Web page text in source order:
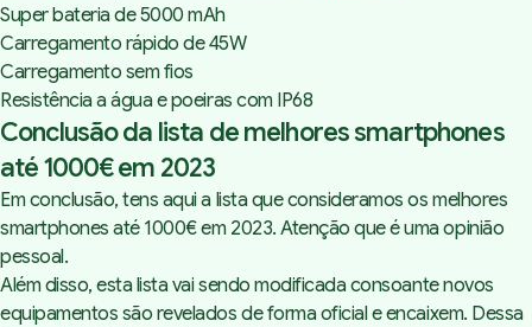
Super bateria de 5000 mAh
Carregamento rápido de 45W
Carregamento sem fios
Resistência a água e poeiras com IP68
Conclusão da lista de melhores smartphones
até 1000€ em 2023
Em conclusão, tens aqui a lista que consideramos os melhores
smartphones até 1000€ em 2023. Atenção que é uma opinião
pessoal.
Além disso, esta lista vai sendo modificada consoante novos
equipamentos são revelados de forma oficial e encaixem. Dessa